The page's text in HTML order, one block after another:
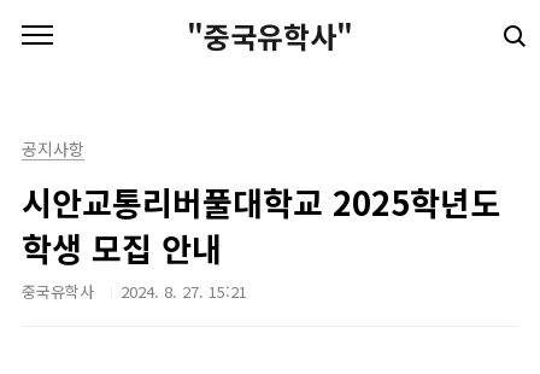
"중국유학사"
공지사항
시안교통리버풀대학교 2025학년도
학생 모집 안내
중국유학사 2024. 8. 27. 15:21